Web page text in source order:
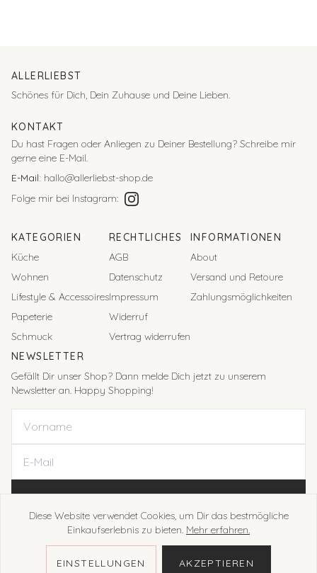
ALLERLIEBST
Schönes für Dich, Dein Zuhause und Deine Lieben.
KONTAKT
Du hast Fragen oder Anliegen zu Deiner Bestellung? Schreibe mir
gerne eine E-Mail.
E-Mail: hallo@allerliebst-shop.de
Folge mir bei Instagram:
KATEGORIEN
Küche
Wohnen
Lifestyle & Accessoires
Papeterie
Schmuck
RECHTLICHES
AGB
Datenschutz
Impressum
Widerruf
Vertrag widerrufen
INFORMATIONEN
About
Versand und Retoure
Zahlungsmöglichkeiten
NEWSLETTER
Gefällt Dir unser Shop? Dann melde Dich jetzt zu unserem
Newsletter an. Happy Shopping!
ANMELDEN
©2026Allerliebst by Lara Eikelmann. All rights reserved.
Diese Website verwendet Cookies, um Dir das bestmögliche
Einkaufserlebnis zu bieten. Mehr erfahren.
EINSTELLUNGEN AKZEPTIEREN